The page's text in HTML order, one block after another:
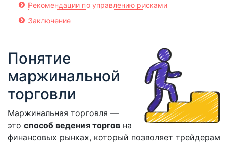
Рекомендации по управлению рисками
Заключение
Понятие
маржинальной
торговли
Маржинальная торговля —
это способ ведения торгов на
финансовых рынках, который позволяет трейдерам